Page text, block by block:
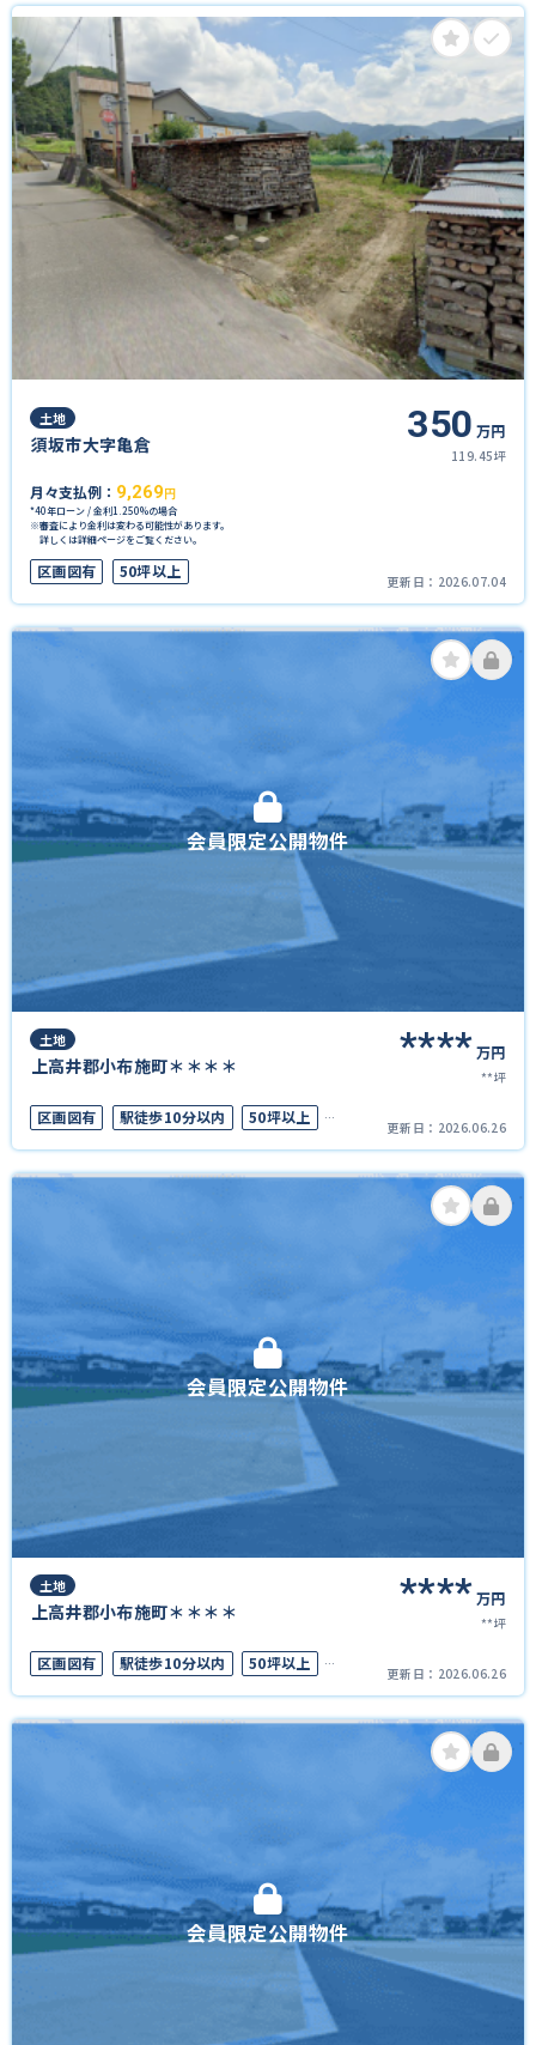
土地
須坂市大字亀倉 350 万円
119.45坪
月々支払例： 9,269円
*40年ローン / 金利1.250%の場合
※審査により金利は変わる可能性があります。
詳しくは詳細ページをご覧ください。
区画図有 50坪以上
更新日： 2026.07.04
会員限定公開物件
土地
上高井郡小布施町＊＊＊＊ ****万円
**坪
区画図有 駅徒歩10分以内
50坪以上
接道6ｍ以上
上下水道完備
更新日： 2026.06.26
会員限定公開物件
土地
上高井郡小布施町＊＊＊＊ ****万円
**坪
区画図有 駅徒歩10分以内
50坪以上
接道6ｍ以上
上下水道完備
更新日： 2026.06.26
会員限定公開物件